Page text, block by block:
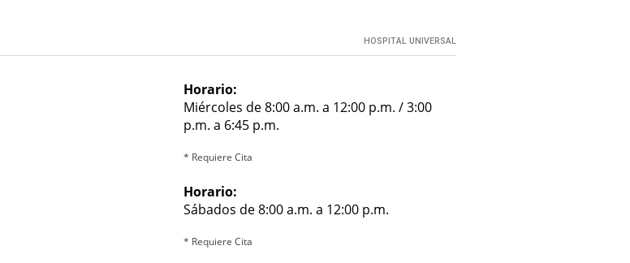
HOSPITAL UNIVERSAL
Horario:
Miércoles de 8:00 a.m. a 12:00 p.m. / 3:00
p.m. a 6:45 p.m.
* Requiere Cita
Horario:
Sábados de 8:00 a.m. a 12:00 p.m.
* Requiere Cita